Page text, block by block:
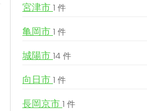
宮津市 1 件
亀岡市 1 件
城陽市 14 件
向日市 1 件
長岡京市 1 件